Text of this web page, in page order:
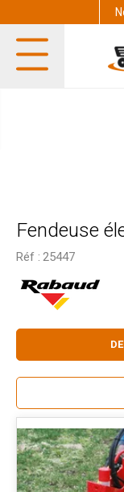
Fendeuse
Réf : 25447